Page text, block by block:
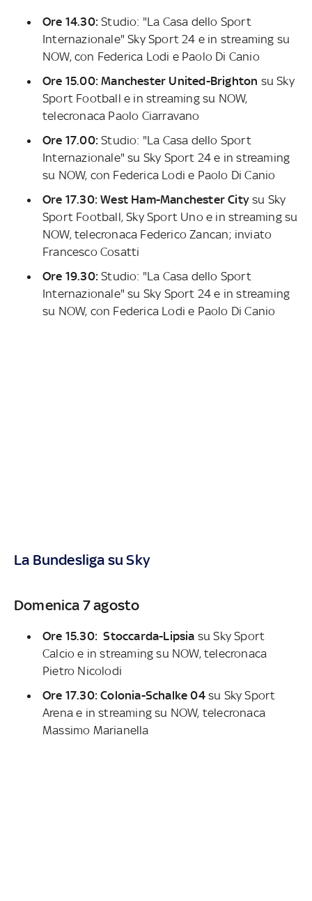
Ore 14.30:Studio: "La Casa dello Sport
Internazionale" Sky Sport 24 e in streaming su
NOW, con Federica Lodi e Paolo Di Canio
Ore 15.00: Manchester United-Brighton su Sky
Sport Football e in streaming su NOW,
telecronaca Paolo Ciarravano
Ore 17.00:Studio: "La Casa dello Sport
Internazionale" su Sky Sport 24 e in streaming
su NOW, con Federica Lodi e Paolo Di Canio
Ore 17.30:West Ham-Manchester City su Sky
Sport Football, Sky Sport Uno e in streaming su
NOW, telecronaca Federico Zancan; inviato
Francesco Cosatti
Ore 19.30:Studio: "La Casa dello Sport
Internazionale" su Sky Sport 24 e in streaming
su NOW, con Federica Lodi e Paolo Di Canio
La Bundesliga su Sky
Domenica 7 agosto
Ore 15.30: Stoccarda-Lipsia su Sky Sport
Calcio e in streaming su NOW, telecronaca
Pietro Nicolodi
Ore 17.30: Colonia-Schalke 04su Sky Sport
Arena e in streaming su NOW, telecronaca
Massimo Marianella